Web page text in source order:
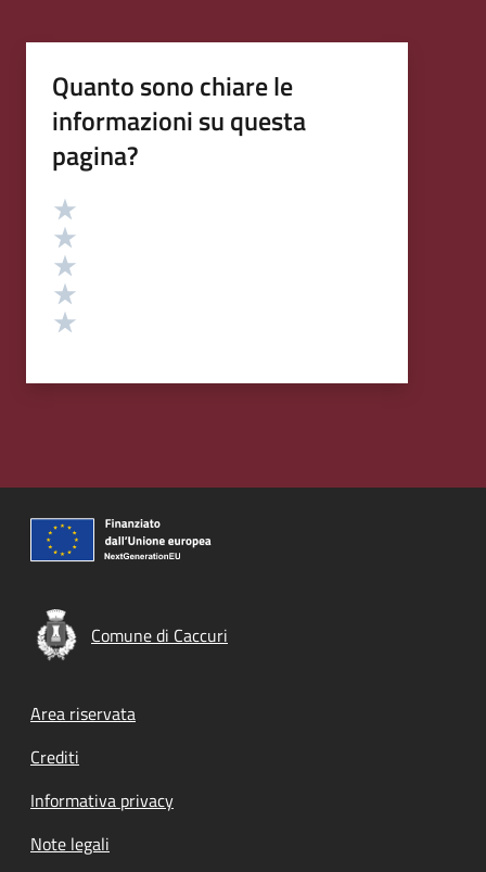
Quanto sono chiare le
informazioni su questa
pagina?
Valutazione
Comune di Caccuri
Footer menu
Area riservata
Crediti
Informativa privacy
Note legali